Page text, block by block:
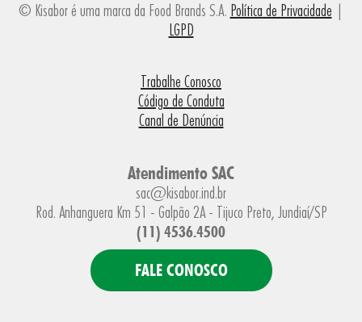
© Kisabor é uma marca da Food Brands S.A. Política de Privacidade |
LGPD
Trabalhe Conosco
Código de Conduta
Canal de Denúncia
Atendimento SAC
sac@kisabor.ind.br
Rod. Anhanguera Km 51 - Galpão 2A - Tijuco Preto, Jundiaí/SP
(11) 4536.4500
FALE CONOSCO